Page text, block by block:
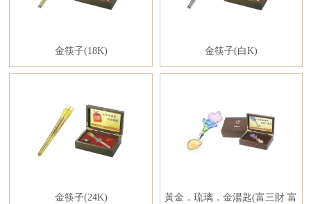
金筷子(18K) 金筷子(白K)
金筷子(24K)
黃金．琉璃．金湯匙(富三財 富